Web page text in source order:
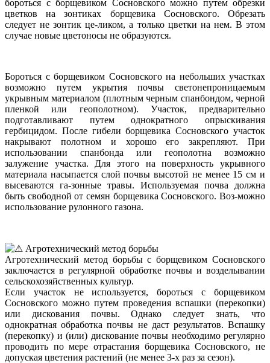
бороться с борщевиком Сосновского можно путем обрезки
цветков на зонтиках борщевика Сосновского. Обрезать
следует не зонтик це-ликом, а только цветки на нем. В этом
случае новые цветоносы не образуются.
Бороться с борщевиком Сосновского на небольших участках
возможно путем укрытия почвы светонепроницаемым
укрывным материалом (плотным черным спанбондом, черной
пленкой или геополотном). Участок, предварительно
подготавливают путем однократного опрыскивания
гербицидом. После гибели борщевика Сосновского участок
накрывают полотном и хорошо его закрепляют. При
использовании спанбонда или геополотна возможно
залужение участка. Для этого на поверхность укрывного
материала насыпается слой почвы высотой не менее 15 см и
высеваются га-зонные травы. Используемая почва должна
быть свободной от семян борщевика Сосновского. Воз-можно
использование рулонного газона.
Агротехнический метод борьбы
Агротехнический метод борьбы с борщевиком Сосновского
заключается в регулярной обработке почвы и возделывании
сельскохозяйственных культур.
Если участок не используется, бороться с борщевиком
Сосновского можно путем проведения вспашки (перекопки)
или дискования почвы. Однако следует знать, что
однократная обработка почвы не даст результатов. Вспашку
(перекопку) и (или) дискование почвы необходимо регулярно
проводить по мере отрастания борщевика Сосновского, не
допуская цветения растений (не менее 3-х раз за сезон).